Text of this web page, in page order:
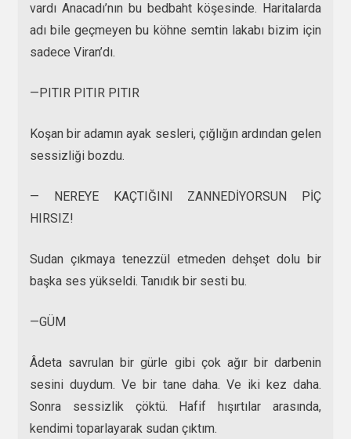
vardı Anacadı’nın bu bedbaht köşesinde. Haritalarda
adı bile geçmeyen bu köhne semtin lakabı bizim için
sadece Viran’dı.
—PITIR PITIR PITIR
Koşan bir adamın ayak sesleri, çığlığın ardından gelen
sessizliği bozdu.
— NEREYE KAÇTIĞINI ZANNEDİYORSUN PİÇ
HIRSIZ!
Sudan çıkmaya tenezzül etmeden dehşet dolu bir
başka ses yükseldi. Tanıdık bir sesti bu.
—GÜM
Âdeta savrulan bir gürle gibi çok ağır bir darbenin
sesini duydum. Ve bir tane daha. Ve iki kez daha.
Sonra sessizlik çöktü. Hafif hışırtılar arasında,
kendimi toparlayarak sudan çıktım.